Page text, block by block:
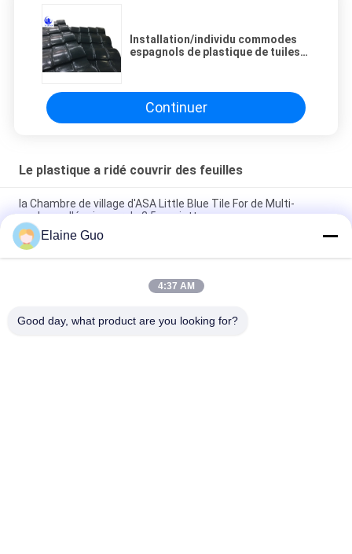
Installation/individu commodes
espagnols de plastique de tuiles
Continuer
Le plastique a ridé couvrir des feuilles
la Chambre de village d'ASA Little Blue Tile For de Multi-
couleurs d'épaisseur de 2.5mm jette
Tuile de toit synthétique de vague en bambou en plastique
stable d'asa pour la couverture de stationnement de villa
Solaire ridé essente les feuilles couvrantes en plastique
Elaine Guo
4:37 AM
Good day, what product are you looking for?